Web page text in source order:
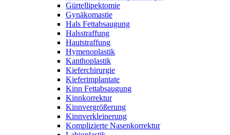
Gürtellipektomie
Gynäkomastie
Hals Fettabsaugung
Halsstraffung
Hautstraffung
Hymenoplastik
Kanthoplastik
Kieferchirurgie
Kieferimplantate
Kinn Fettabsaugung
Kinnkorrektur
Kinnvergrößerung
Kinnverkleinerung
Komplizierte Nasenkorrektur